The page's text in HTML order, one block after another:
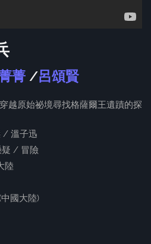
菁 /呂頌賢
越原始祕境尋找格薩爾王遺蹟的探
/ 溫子迅
/ 冒險
陸
國大陸)